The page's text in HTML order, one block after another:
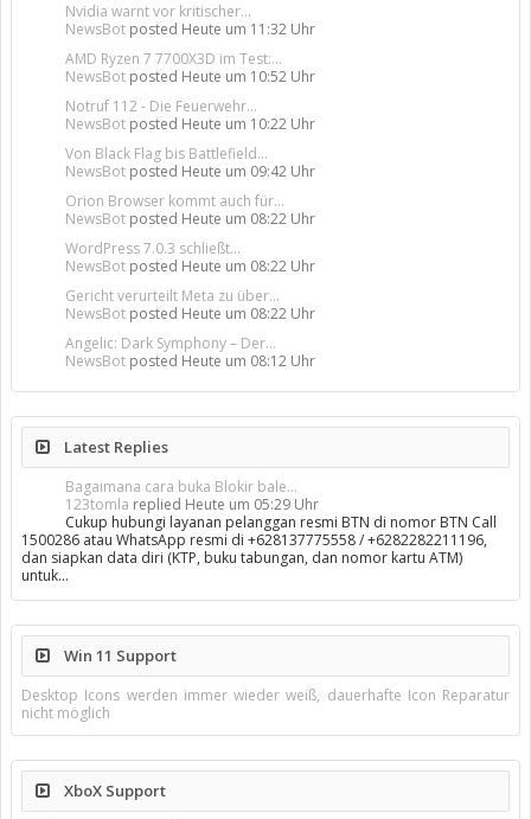
Nvidia warnt vor kritischer...
NewsBot posted Heute um 11:32 Uhr
AMD Ryzen 7 7700X3D im Test:...
NewsBot posted Heute um 10:52 Uhr
Notruf 112 - Die Feuerwehr...
NewsBot posted Heute um 10:22 Uhr
Von Black Flag bis Battlefield...
NewsBot posted Heute um 09:42 Uhr
Orion Browser kommt auch für...
NewsBot posted Heute um 08:22 Uhr
WordPress 7.0.3 schließt...
NewsBot posted Heute um 08:22 Uhr
Gericht verurteilt Meta zu über...
NewsBot posted Heute um 08:22 Uhr
Angelic: Dark Symphony – Der...
NewsBot posted Heute um 08:12 Uhr
Latest Replies
Bagaimana cara buka Blokir bale...
123tomla replied Heute um 05:29 Uhr
Cukup hubungi layanan pelanggan resmi BTN di nomor BTN Call
1500286 atau WhatsApp resmi di +628137775558 / +6282282211196,
dan siapkan data diri (KTP, buku tabungan, dan nomor kartu ATM)
untuk…
Win 11 Support
Desktop Icons werden immer wieder weiß, dauerhafte Icon Reparatur
nicht möglich
XboX Support